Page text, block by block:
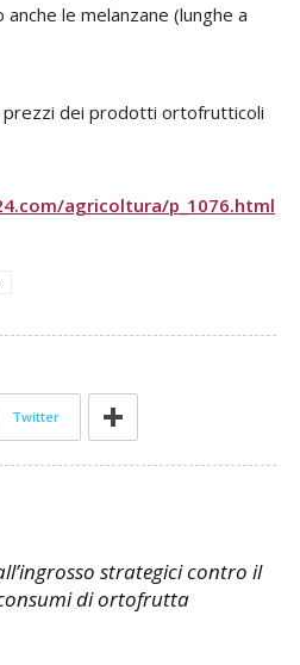
le melanzane (lunghe a
dei prodotti ortofrutticoli
agricoltura/p_1076.html
Twitter
strategici contro il
di ortofrutta